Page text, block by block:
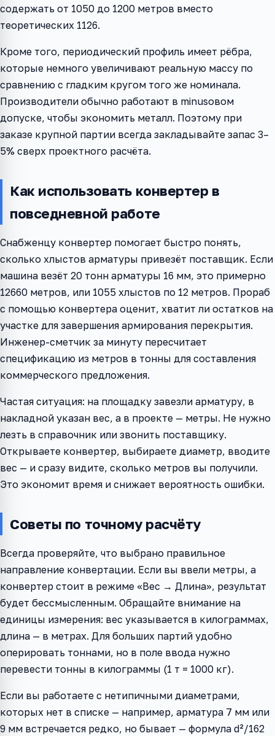
содержать от 1050 до 1200 метров вместо
теоретических 1126.
Кроме того, периодический профиль имеет рёбра,
которые немного увеличивают реальную массу по
сравнению с гладким кругом того же номинала.
Производители обычно работают в minusовом
допуске, чтобы экономить металл. Поэтому при
заказе крупной партии всегда закладывайте запас 3–
5% сверх проектного расчёта.
Как использовать конвертер в
повседневной работе
Снабженцу конвертер помогает быстро понять,
сколько хлыстов арматуры привезёт поставщик. Если
машина везёт 20 тонн арматуры 16 мм, это примерно
12660 метров, или 1055 хлыстов по 12 метров. Прораб
с помощью конвертера оценит, хватит ли остатков на
участке для завершения армирования перекрытия.
Инженер-сметчик за минуту пересчитает
спецификацию из метров в тонны для составления
коммерческого предложения.
Частая ситуация: на площадку завезли арматуру, в
накладной указан вес, а в проекте — метры. Не нужно
лезть в справочник или звонить поставщику.
Открываете конвертер, выбираете диаметр, вводите
вес — и сразу видите, сколько метров вы получили.
Это экономит время и снижает вероятность ошибки.
Советы по точному расчёту
Всегда проверяйте, что выбрано правильное
направление конвертации. Если вы ввели метры, а
конвертер стоит в режиме «Вес → Длина», результат
будет бессмысленным. Обращайте внимание на
единицы измерения: вес указывается в килограммах,
длина — в метрах. Для больших партий удобно
оперировать тоннами, но в поле ввода нужно
перевести тонны в килограммы (1 т = 1000 кг).
Если вы работаете с нетипичными диаметрами,
которых нет в списке — например, арматура 7 мм или
9 мм встречается редко, но бывает — формула d²/162